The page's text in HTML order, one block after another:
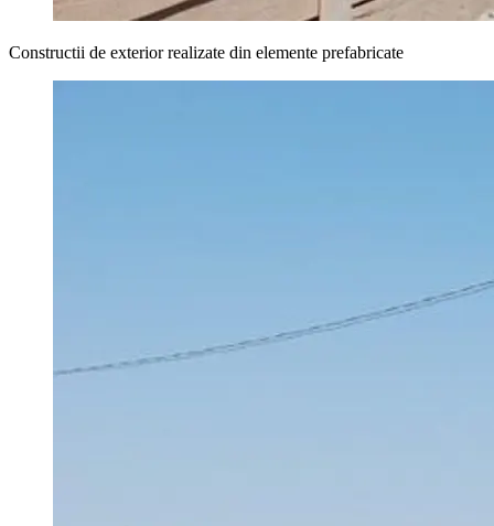
Constructii de exterior realizate din elemente prefabricate